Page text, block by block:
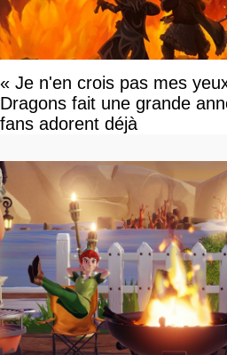
« Je n'en crois pas mes
Dragons fait une grande
fans adorent déjà